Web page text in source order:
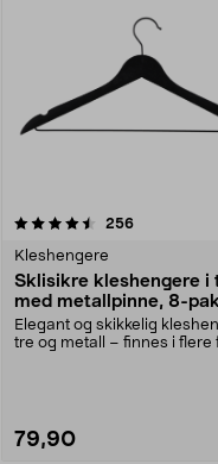
256anmeldelser
Kleshengere
Sklisikre kleshengere i
med metallpinne, 8-
Elegant og skikkelig
tre og metall – finnes i flere
79,90
4.5av 5 stjerner